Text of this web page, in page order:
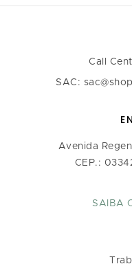
Call
SAC:
Avenida
CEP.:
SAIBA